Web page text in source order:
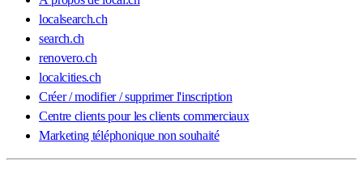
localsearch.ch
search.ch
renovero.ch
localcities.ch
Créer / modifier / supprimer l'inscription
Centre clients pour les clients commerciaux
Marketing téléphonique non souhaité